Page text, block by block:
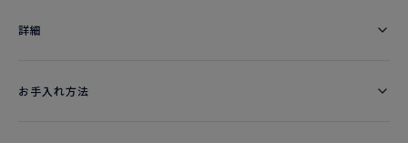
詳細​
お手入れ方法